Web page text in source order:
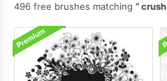
496 free brushes matching
crush